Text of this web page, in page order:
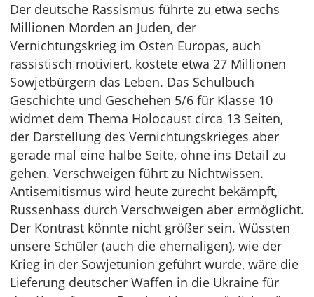
Der deutsche Rassismus führte zu etwa sechs
Millionen Morden an Juden, der
Vernichtungskrieg im Osten Europas, auch
rassistisch motiviert, kostete etwa 27 Millionen
Sowjetbürgern das Leben. Das Schulbuch
Geschichte und Geschehen 5/6 für Klasse 10
widmet dem Thema Holocaust circa 13 Seiten,
der Darstellung des Vernichtungskrieges aber
gerade mal eine halbe Seite, ohne ins Detail zu
gehen. Verschweigen führt zu Nichtwissen.
Antisemitismus wird heute zurecht bekämpft,
Russenhass durch Verschweigen aber ermöglicht.
Der Kontrast könnte nicht größer sein. Wüssten
unsere Schüler (auch die ehemaligen), wie der
Krieg in der Sowjetunion geführt wurde, wäre die
Lieferung deutscher Waffen in die Ukraine für